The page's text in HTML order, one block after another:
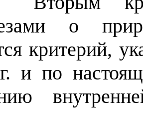
о
критерий,
и по